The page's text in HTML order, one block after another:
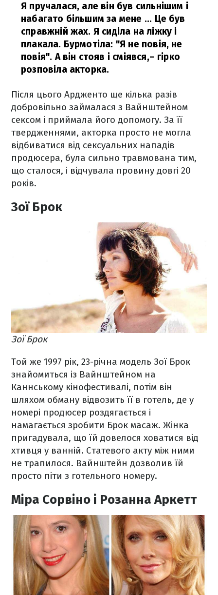
Я пручалася, але він був сильнішим і
набагато більшим за мене ... Це був
справжній жах. Я сиділа на ліжку і
плакала. Бурмотіла: "Я не повія, не
повія". А він стояв і сміявся,– гірко
розповіла акторка.
Після цього Ардженто ще кілька разів
добровільно займалася з Вайнштейном
сексом і приймала його допомогу. За її
твердженнями, акторка просто не могла
відбиватися від сексуальних нападів
продюсера, була сильно травмована тим,
що сталося, і відчувала провину довгі 20
років.
Зої Брок
Зої Брок
Той же 1997 рік, 23-річна модель Зої Брок
знайомиться із Вайнштейном на
Каннському кінофестивалі, потім він
шляхом обману відвозить її в готель, де у
номері продюсер роздягається і
намагається зробити Брок масаж. Жінка
пригадувала, що їй довелося ховатися від
хтивця у ванній. Статевого акту між ними
не трапилося. Вайнштейн дозволив їй
просто піти з готельного номеру.
Міра Сорвіно і Розанна Аркетт